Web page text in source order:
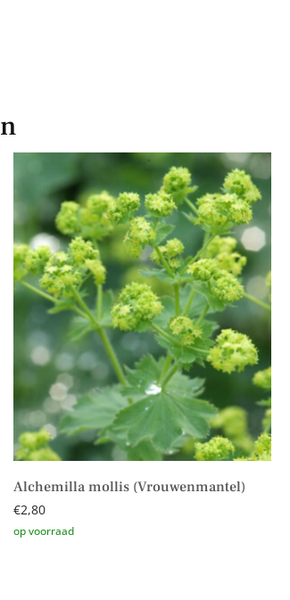
Alchemilla mollis (Vrouwenmantel)
€2,80